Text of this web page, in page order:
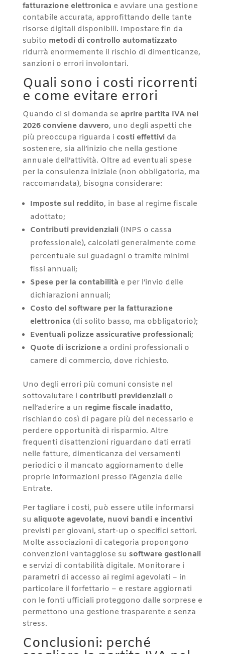
fatturazione elettronica e avviare una gestione
contabile accurata, approfittando delle tante
risorse digitali disponibili. Impostare fin da
subito metodi di controllo automatizzato
ridurrà enormemente il rischio di dimenticanze,
sanzioni o errori involontari.
Quali sono i costi ricorrenti
e come evitare errori
Quando ci si domanda se aprire partita IVA nel
2026 conviene davvero, uno degli aspetti che
più preoccupa riguarda i costi effettivida
sostenere, sia all’inizio che nella gestione
annuale dell’attività. Oltre ad eventuali spese
per la consulenza iniziale (non obbligatoria, ma
raccomandata), bisogna considerare:
Imposte sul reddito, in base al regime fiscale
adottato;
Contributi previdenziali(INPS o cassa
professionale), calcolati generalmente come
percentuale sui guadagni o tramite minimi
fissi annuali;
Spese per la contabilità e per l’invio delle
dichiarazioni annuali;
Costo del software per la fatturazione
elettronica (di solito basso, ma obbligatorio);
Eventuali polizze assicurative professionali;
Quote di iscrizionea ordini professionali o
camere di commercio, dove richiesto.
Uno degli errori più comuni consiste nel
sottovalutare i contributi previdenzialio
nell’aderire a un regime fiscale inadatto,
rischiando così di pagare più del necessario e
perdere opportunità di risparmio. Altre
frequenti disattenzioni riguardano dati errati
nelle fatture, dimenticanza dei versamenti
periodici o il mancato aggiornamento delle
proprie informazioni presso l’Agenzia delle
Entrate.
Per tagliare i costi, può essere utile informarsi
su aliquote agevolate, nuovi bandi e incentivi
previsti per giovani, start-up o specifici settori.
Molte associazioni di categoria propongono
convenzioni vantaggiose su software gestionali
e servizi di contabilità digitale. Monitorare i
parametri di accesso ai regimi agevolati – in
particolare il forfettario – e restare aggiornati
con le fonti ufficiali proteggono dalle sorprese e
permettono una gestione trasparente e senza
stress.
Conclusioni: perché